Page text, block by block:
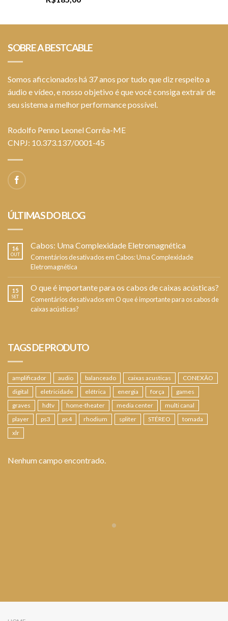
SOBRE A BESTCABLE
Somos aficcionados há 37 anos por tudo que diz respeito a
áudio e vídeo, e nosso objetivo é que você consiga extrair de
seu sistema a melhor performance possível.
Rodolfo Penno Leonel Corrêa-ME
CNPJ: 10.373.137/0001-45
ÚLTIMAS DO BLOG
16
OUT
Cabos: Uma Complexidade Eletromagnética
Comentários desativadosem Cabos: Uma Complexidade
Eletromagnética
15
SET
O que é importante para os cabos de caixas acústicas?
Comentários desativadosem O que é importante para os cabos de
caixas acústicas?
TAGS DE PRODUTO
amplificador audio balanceado caixas acusticas
CONEXÃO
digital
eletricidade elétrica energia força
games
graves
hdtv home-theater media center
multi canal
player
ps3 ps4 rhodium spliter STÉREO
tomada
xlr
Nenhum campo encontrado.